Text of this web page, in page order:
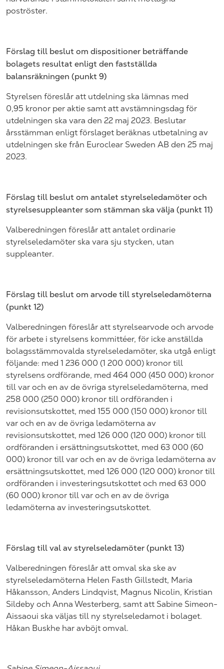
poströster.
Förslag till beslut om dispositioner beträffande
bolagets resultat enligt den fastställda
balansräkningen (punkt 9)
Styrelsen föreslår att utdelning ska lämnas med
0,95 kronor per aktie samt att avstämningsdag för
utdelningen ska vara den 22 maj 2023. Beslutar
årsstämman enligt förslaget beräknas utbetalning av
utdelningen ske från Euroclear Sweden AB den 25 maj
2023.
Förslag till beslut om antalet styrelseledamöter och
styrelsesuppleanter som stämman ska välja (punkt 11)
Valberedningen föreslår att antalet ordinarie
styrelseledamöter ska vara sju stycken, utan
suppleanter.
Förslag till beslut om arvode till styrelseledamöterna
(punkt 12)
Valberedningen föreslår att styrelsearvode och arvode
för arbete i styrelsens kommittéer, för icke anställda
bolagsstämmovalda styrelseledamöter, ska utgå enligt
följande: med 1 236 000 (1 200 000) kronor till
styrelsens ordförande, med 464 000 (450 000) kronor
till var och en av de övriga styrelseledamöterna, med
258 000 (250 000) kronor till ordföranden i
revisionsutskottet, med 155 000 (150 000) kronor till
var och en av de övriga ledamöterna av
revisionsutskottet, med 126 000 (120 000) kronor till
ordföranden i ersättningsutskottet, med 63 000 (60
000) kronor till var och en av de övriga ledamöterna av
ersättningsutskottet, med 126 000 (120 000) kronor till
ordföranden i investeringsutskottet och med 63 000
(60 000) kronor till var och en av de övriga
ledamöterna av investeringsutskottet.
Förslag till val av styrelseledamöter (punkt 13)
Valberedningen föreslår att omval ska ske av
styrelseledamöterna Helen Fasth Gillstedt, Maria
Håkansson, Anders Lindqvist, Magnus Nicolin, Kristian
Sildeby och Anna Westerberg, samt att Sabine Simeon-
Aissaoui ska väljas till ny styrelseledamot i bolaget.
Håkan Buskhe har avböjt omval.